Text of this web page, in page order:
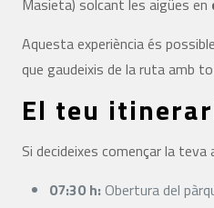
Aquesta experiència és
que gaudeixis de la ruta amb
El teu
Si decideixes començar la
07:30 h: Obertura del